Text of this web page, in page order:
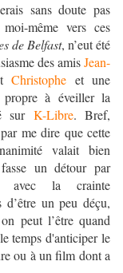
sans doute pas
même vers ces
de Belfast, n’eut été
des amisJean-
Christophe et une
propre à éveiller la
sur K-Libre. Bref,
me dire que cette
valait bien
un détour par
avec la crainte
d’être un peu déçu,
peut l’être quand
temps d'anticiper le
ou à un film dont a